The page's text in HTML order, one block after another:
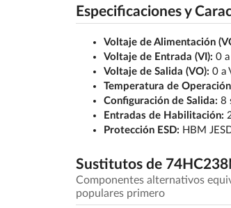
Especificaciones y
Voltaje de Alimentación
Voltaje de Entrada (VI): 0 a
Voltaje de Salida (VO): 0 a
Temperatura de
Configuración de Salida: 8
Entradas de Habilitación:
Protección ESD: HBM
Sustitutos de
Componentes alternativos
populares primero